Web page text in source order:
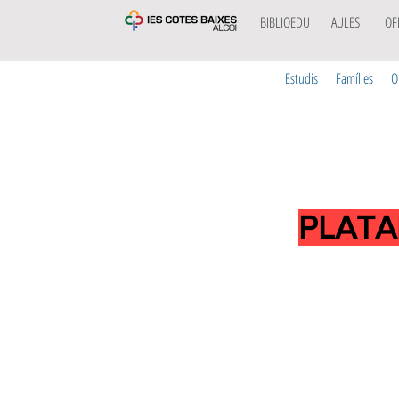
BIBLIOEDU AULES
Estudis Famílies